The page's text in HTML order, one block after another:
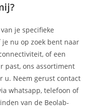
je specifieke
nu op zoek bent naar
of een
past, ons assortiment
u. Neem gerust contact
whatsapp, telefoon of
van de Beolab-